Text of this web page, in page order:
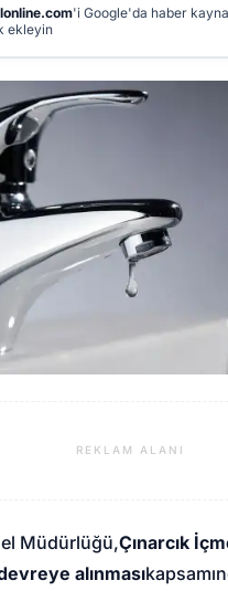
'i Google'da haber
ekleyin
REKLAM ALANI
Müdürlüğü,Çınarcık
alınması